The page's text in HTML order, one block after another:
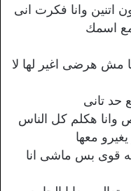
اتنين وانا فكرت انى
اسمك
مش هرضى اغير لها لا
تانى
هكلم كل الناس
معها
بس ماشى انا